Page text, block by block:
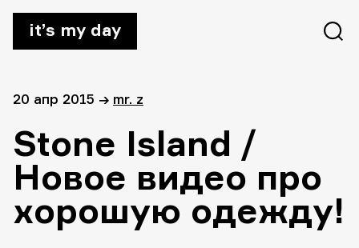
it’s my day
20 апр 2015 → mr. z
Stone Island /
Новое видео про
хорошую одежду!